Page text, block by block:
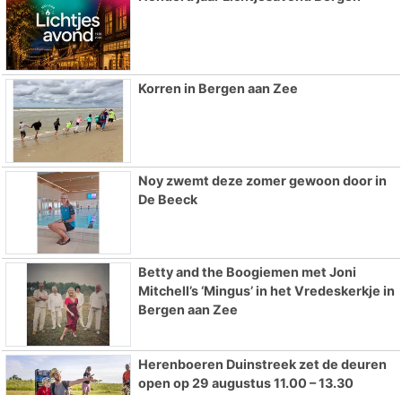
Korren in Bergen aan Zee
Noy zwemt deze zomer gewoon door in
De Beeck
Betty and the Boogiemen met Joni
Mitchell’s ‘Mingus’ in het Vredeskerkje in
Bergen aan Zee
Herenboeren Duinstreek zet de deuren
open op 29 augustus 11.00 – 13.30